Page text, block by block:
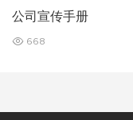
公司宣传手册
668